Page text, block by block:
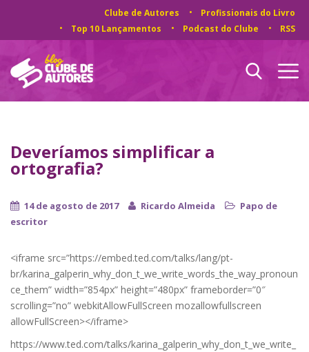
Clube de Autores
Profissionais do Livro
Top 10 Lançamentos
Podcast do Clube RSS
Deveríamos simplificar a
ortografia?
14 de agosto de 2017 Ricardo Almeida
Papo de
escritor
<iframe src=”https://embed.ted.com/talks/lang/pt-
br/karina_galperin_why_don_t_we_write_words_the_way_pronoun
ce_them” width=”854px” height=”480px” frameborder=”0″
scrolling=”no” webkitAllowFullScreen mozallowfullscreen
allowFullScreen></iframe>
https://www.ted.com/talks/karina_galperin_why_don_t_we_write_